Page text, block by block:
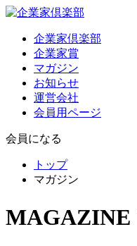
企業家倶楽部
企業家賞
マガジン
お知らせ
運営会社
会員用ページ
会員になる
トップ
マガジン
MAGAZINE